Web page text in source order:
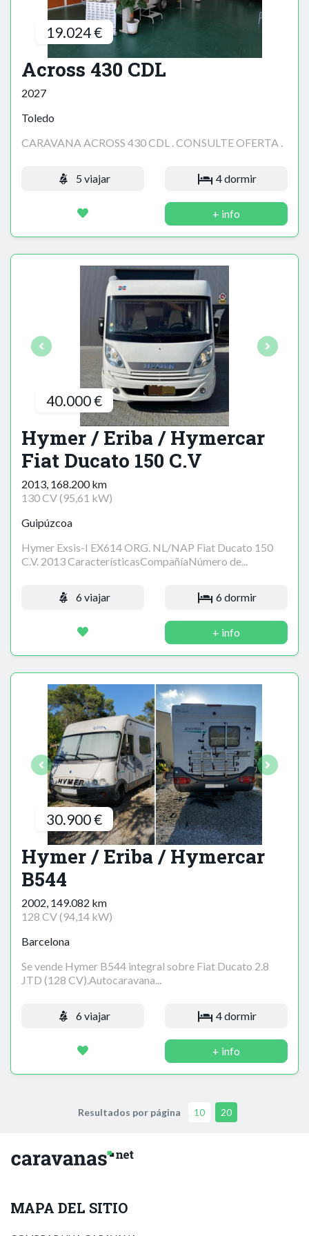
19.024 €
Across 430 CDL
2027
Toledo
CARAVANA ACROSS 430 CDL . CONSULTE OFERTA .
5 viajar 4 dormir
+ info
40.000 €
Hymer / Eriba / Hymercar
Fiat Ducato 150 C.V
2013, 168.200 km
130 CV (95,61 kW)
Guipúzcoa
Hymer Exsis-I EX614 ORG. NL/NAP Fiat Ducato 150
C.V. 2013 CaracterísticasCompañíaNúmero de...
6 viajar 6 dormir
+ info
30.900 €
Hymer / Eriba / Hymercar
B544
2002, 149.082 km
128 CV (94,14 kW)
Barcelona
Se vende Hymer B544 integral sobre Fiat Ducato 2.8
JTD (128 CV).Autocaravana...
6 viajar 4 dormir
+ info
Resultados por página 10 20
MAPA DEL SITIO